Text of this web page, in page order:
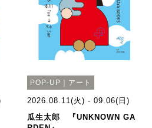
POP-UP｜アート
2026.08.11(火) - 09.06(日)
瓜生太郎 『UNKNOWN GA